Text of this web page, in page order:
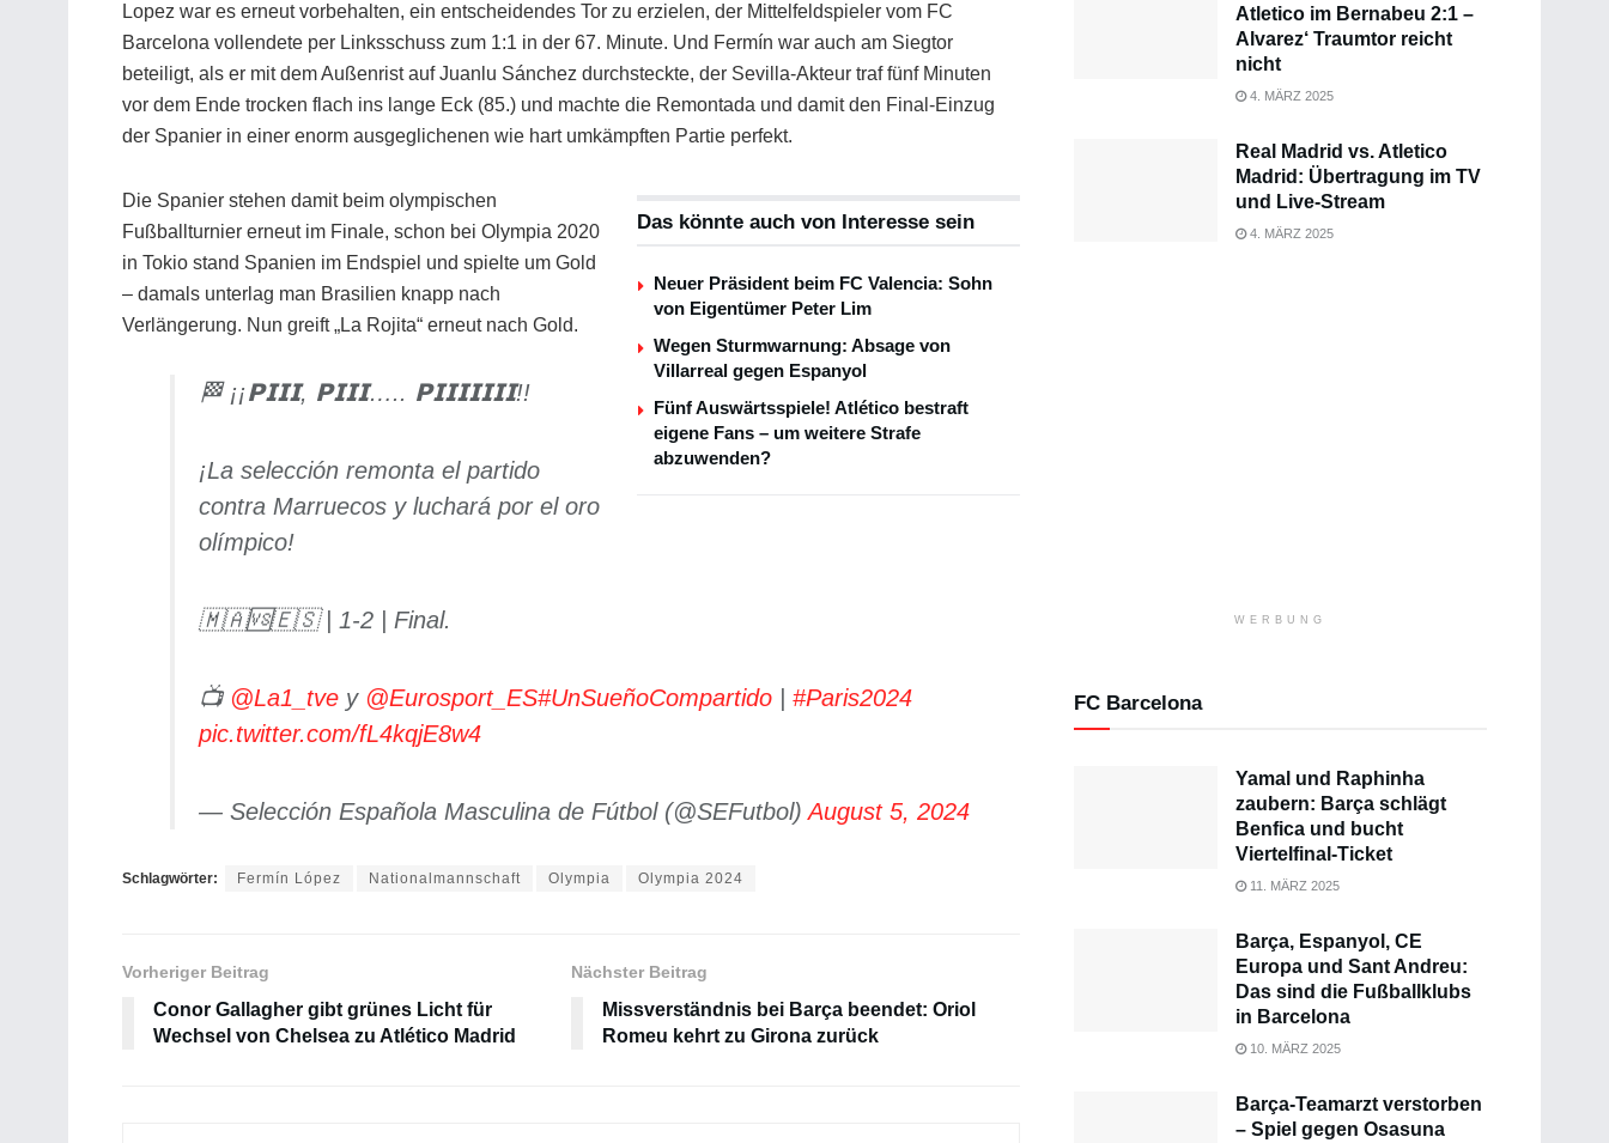
Lopez war es erneut vorbehalten, ein entscheidendes Tor zu erzielen, der Mittelfeldspieler vom FC
Barcelona vollendete per Linksschuss zum 1:1 in der 67. Minute. Und Fermín war auch am Siegtor
beteiligt, als er mit dem Außenrist auf Juanlu Sánchez durchsteckte, der Sevilla-Akteur traf fünf Minuten
vor dem Ende trocken flach ins lange Eck (85.) und machte die Remontada und damit den Final-Einzug
der Spanier in einer enorm ausgeglichenen wie hart umkämpften Partie perfekt.
Das könnte auch von Interesse sein
Neuer Präsident beim FC Valencia: Sohn
von Eigentümer Peter Lim
Wegen Sturmwarnung: Absage von
Villarreal gegen Espanyol
Fünf Auswärtsspiele! Atlético bestraft
eigene Fans – um weitere Strafe
abzuwenden?
Die Spanier stehen damit beim olympischen
Fußballturnier erneut im Finale, schon bei Olympia 2020
in Tokio stand Spanien im Endspiel und spielte um Gold
– damals unterlag man Brasilien knapp nach
Verlängerung. Nun greift „La Rojita“ erneut nach Gold.
🏁 ¡¡𝗣𝗜𝗜𝗜, 𝗣𝗜𝗜𝗜….. 𝗣𝗜𝗜𝗜𝗜𝗜𝗜𝗜!!
¡La selección remonta el partido
contra Marruecos y luchará por el oro
olímpico!
🇲🇦🆚🇪🇸 | 1-2 | Final.
📺 @La1_tve y @Eurosport_ES#UnSueñoCompartido
#Paris2024
pic.twitter.com/fL4kqjE8w4
— Selección Española Masculina de Fútbol (@SEFutbol)August 5, 2024
Schlagwörter: Fermín López Nationalmannschaft Olympia Olympia 2024
Vorheriger Beitrag
Conor Gallagher gibt grünes Licht für
Wechsel von Chelsea zu Atlético Madrid
Nächster Beitrag
Missverständnis bei Barça beendet: Oriol
Romeu kehrt zu Girona zurück
Atletico im Bernabeu 2:1 –
Alvarez‘ Traumtor reicht
nicht
4. MÄRZ 2025
Real Madrid vs. Atletico
Madrid: Übertragung im TV
und Live-Stream
4. MÄRZ 2025
WERBUNG
FC Barcelona
Yamal und Raphinha
zaubern: Barça schlägt
Benfica und bucht
Viertelfinal-Ticket
11. MÄRZ 2025
Barça, Espanyol, CE
Europa und Sant Andreu:
Das sind die Fußballklubs
in Barcelona
10. MÄRZ 2025
Barça-Teamarzt verstorben
– Spiel gegen Osasuna